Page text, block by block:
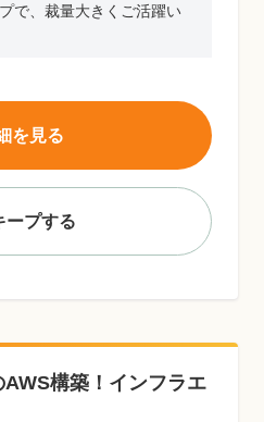
で、裁量大きくご活躍い
ープする
を見る
構築！インフラエ